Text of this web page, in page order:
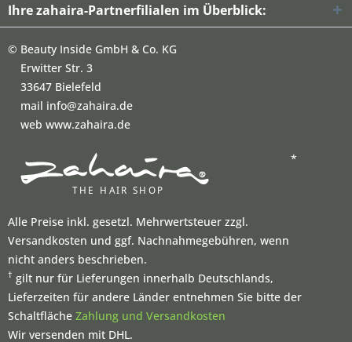
Ihre zahaira-Partnerfilialen im Überblick:
© Beauty Inside GmbH & Co. KG
Erwitter Str. 3
33647 Bielefeld
mail info@zahaira.de
web www.zahaira.de
*
Alle Preise inkl. gesetzl. Mehrwertsteuer zzgl.
Versandkosten und ggf. Nachnahmegebühren, wenn
nicht anders beschrieben.
† gilt nur für Lieferungen innerhalb Deutschlands,
Lieferzeiten für andere Länder entnehmen Sie bitte der
Schaltfläche Zahlung und Versandkosten
Wir versenden mit DHL.